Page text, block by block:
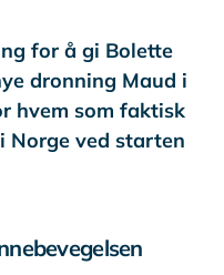
for å gi Bolette
dronning Maud i
hvem som faktisk
Norge ved starten